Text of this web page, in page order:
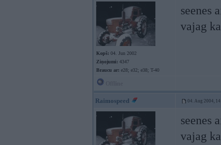
Kopš: 04. Jun 2002
Ziņojumi: 4347
Braucu ar: e28; e32; e38; T-40
seenes
vajag
Raimospeed 04. Aug 2004,
seenes
vajag